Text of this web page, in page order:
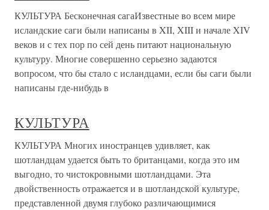
КУЛЬТУРА Бесконечная сагаИзвестные во всем мире
исландские саги были написаны в XII, XIII и начале XIV
веков и с тех пор по сей день питают национальную
культуру. Многие совершенно серьезно задаются
вопросом, что бы стало с исландцами, если бы саги были
написаны где-нибудь в
КУЛЬТУРА
КУЛЬТУРА Многих иностранцев удивляет, как
шотландцам удается быть то британцами, когда это им
выгодно, то чистокровными шотландцами. Эта
двойственность отражается и в шотландской культуре,
представленной двумя глубоко различающимися